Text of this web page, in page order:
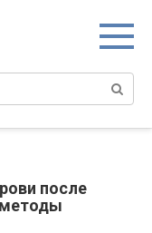
после